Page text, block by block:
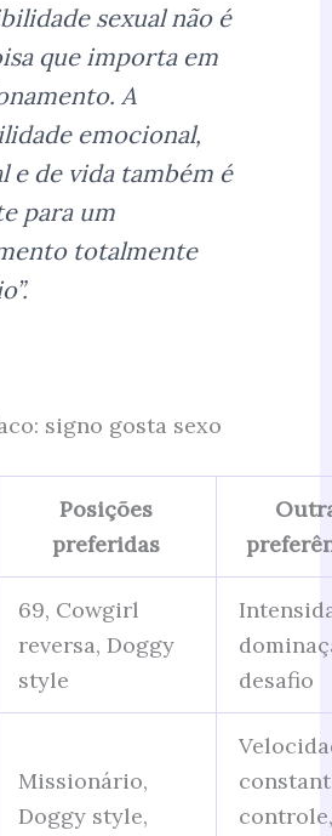
sexual não é
que importa em
A
emocional,
e de vida também é
para um
totalmente
signo gosta sexo
Posições
preferidas
69, Cowgirl
reversa, Doggy
style
desafio
Missionário,
Doggy style,
controle,